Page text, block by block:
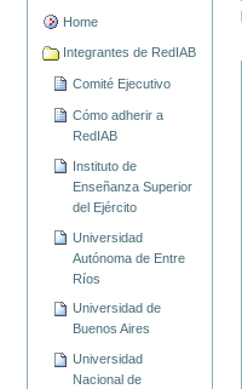
Home
Integrantes de RedIAB
Comité Ejecutivo
Cómo adherir a
RedIAB
Instituto de
Enseñanza Superior
del Ejército
Universidad
Autónoma de Entre
Ríos
Universidad de
Buenos Aires
Universidad
Nacional de